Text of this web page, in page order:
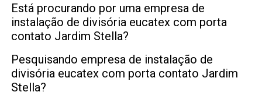
Está procurando por uma empresa de
instalação de divisória eucatex com porta
contato Jardim Stella?
Pesquisando empresa de instalação de
divisória eucatex com porta contato Jardim
Stella?